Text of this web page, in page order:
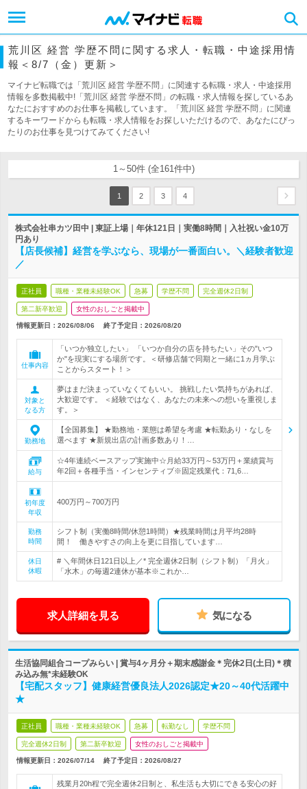
荒川区 経営 学歴不問に関する求人・転職・中途採用情
報＜8/7（金）更新＞
マイナビ転職では「荒川区 経営 学歴不問」に関連する転職・求人・中途採用
情報を多数掲載中!「荒川区 経営 学歴不問」の転職・求人情報を探しているあ
なたにおすすめのお仕事を掲載しています。「荒川区 経営 学歴不問」に関連
するキーワードからも転職・求人情報をお探しいただけるので、あなたにぴっ
たりのお仕事を見つけてみてください!
1～50件 (全161件中)
1 2 3 4
株式会社串カツ田中 | 東証上場｜年休121日｜実働8時間｜入社祝い金10万
円あり
【店長候補】経営を学ぶなら、現場が一番面白い。＼経験者歓迎
／
正社員 職種・業種未経験OK 急募 学歴不問 完全週休2日制
第二新卒歓迎 女性のおしごと掲載中
情報更新日：2026/08/06 終了予定日： 2026/08/20
仕事内容
「いつか独立したい」 「いつか自分の店を持ちたい」その"いつ
か"を現実にする場所です。＜研修店舗で同期と一緒に1ヵ月学ぶ
ことからスタート！＞
対象と
なる方
夢はまだ決まっていなくてもいい。 挑戦したい気持ちがあれば、
大歓迎です。 ＜経験ではなく、あなたの未来への想いを重視しま
す。＞
勤務地
【全国募集】 ★勤務地・業態は希望を考慮 ★転勤あり・なしを
選べます ★新規出店の計画多数あり！…
給与
☆4年連続ベースアップ実施中☆月給33万円～53万円＋業績賞与
年2回＋各種手当・インセンティブ※固定残業代：71,6…
初年度
年収
400万円～700万円
勤務
時間
シフト制（実働8時間/休憩1時間）★残業時間は月平均28時
間！ 働きやすさの向上を更に目指しています…
休日
休暇
# ＼年間休日121日以上／* 完全週休2日制（シフト制）「月火」
「水木」の毎週2連休が基本※これか…
求人詳細を見る 気になる
生活協同組合コープみらい | 賞与4ヶ月分＋期末感謝金＊完休2日(土日)＊積
み込み無*未経験OK
【宅配スタッフ】健康経営優良法人2026認定★20～40代活躍中
★
正社員 職種・業種未経験OK 急募 転勤なし 学歴不問
完全週休2日制 第二新卒歓迎 女性のおしごと掲載中
情報更新日：2026/07/14 終了予定日： 2026/08/27
残業月20h程で完全週休2日制と、私生活も大切にできる安心の好